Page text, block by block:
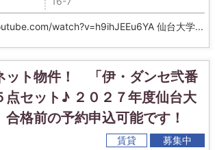
watch?v=h9ihJEEu6YA 仙台大学...
ット物件！ 「伊・ダンセ弐番
セット♪ ２０２７年度仙台大
格前の予約申込可能です！
賃貸 募集中